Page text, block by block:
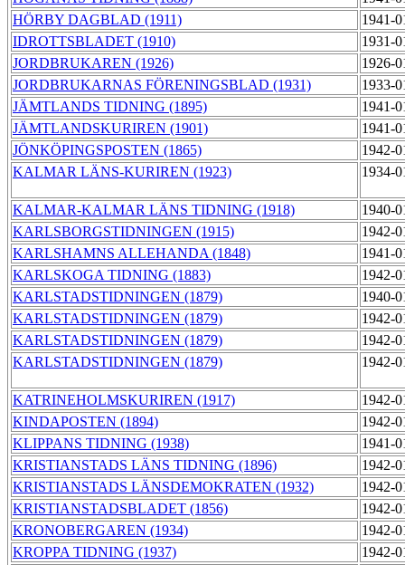
HÖRBY DAGBLAD (1911)
1941-
IDROTTSBLADET (1910)
1931-
JORDBRUKAREN (1926)
1926-
JORDBRUKARNAS FÖRENINGSBLAD (1931)
1933-
JÄMTLANDS TIDNING (1895)
1941-
JÄMTLANDSKURIREN (1901)
1941-
JÖNKÖPINGSPOSTEN (1865)
1942-
KALMAR LÄNS-KURIREN (1923)
1934-
KALMAR-KALMAR LÄNS TIDNING (1918)
1940-
KARLSBORGSTIDNINGEN (1915)
1942-
KARLSHAMNS ALLEHANDA (1848)
1941-
KARLSKOGA TIDNING (1883)
1942-
KARLSTADSTIDNINGEN (1879)
1940-
KARLSTADSTIDNINGEN (1879)
1942-
KARLSTADSTIDNINGEN (1879)
1942-
KARLSTADSTIDNINGEN (1879)
1942-
KATRINEHOLMSKURIREN (1917)
1942-
KINDAPOSTEN (1894)
1942-
KLIPPANS TIDNING (1938)
1941-
KRISTIANSTADS LÄNS TIDNING (1896)
1942-
KRISTIANSTADS LÄNSDEMOKRATEN (1932)
1942-
KRISTIANSTADSBLADET (1856)
1942-
KRONOBERGAREN (1934)
1942-
KROPPA TIDNING (1937)
1942-